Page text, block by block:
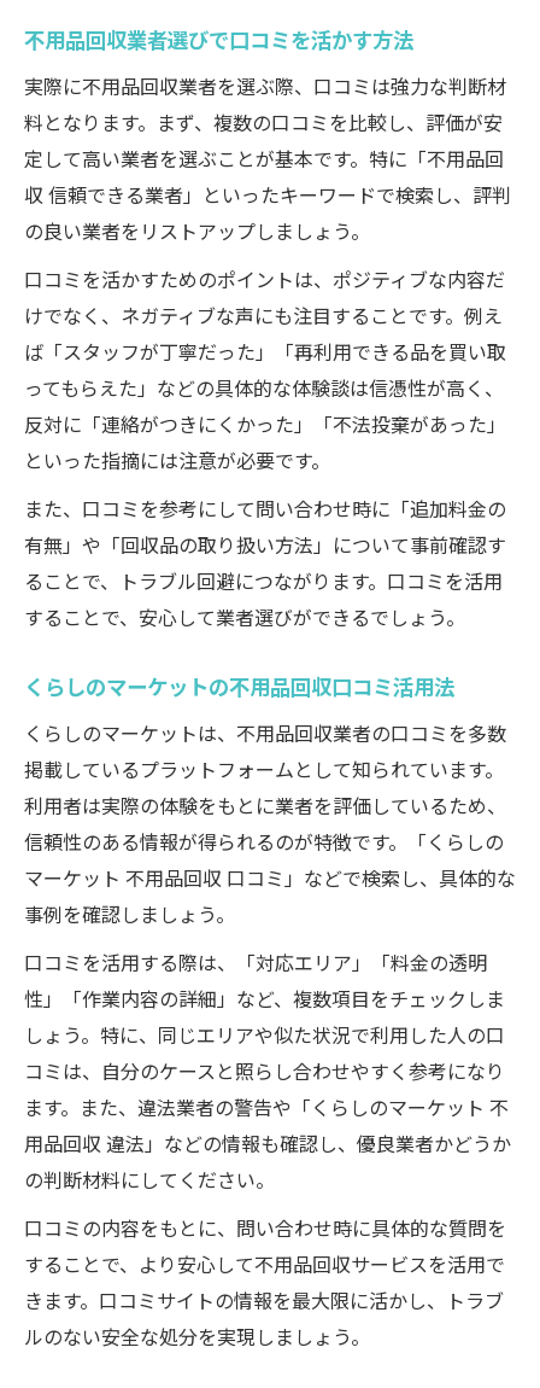
不用品回収業者選びで口コミを活かす方法
実際に不用品回収業者を選ぶ際、口コミは強力な判断材
料となります。まず、複数の口コミを比較し、評価が安
定して高い業者を選ぶことが基本です。特に「不用品回
収 信頼できる業者」といったキーワードで検索し、評判
の良い業者をリストアップしましょう。
口コミを活かすためのポイントは、ポジティブな内容だ
けでなく、ネガティブな声にも注目することです。例え
ば「スタッフが丁寧だった」「再利用できる品を買い取
ってもらえた」などの具体的な体験談は信憑性が高く、
反対に「連絡がつきにくかった」「不法投棄があった」
といった指摘には注意が必要です。
また、口コミを参考にして問い合わせ時に「追加料金の
有無」や「回収品の取り扱い方法」について事前確認す
ることで、トラブル回避につながります。口コミを活用
することで、安心して業者選びができるでしょう。
くらしのマーケットの不用品回収口コミ活用法
くらしのマーケットは、不用品回収業者の口コミを多数
掲載しているプラットフォームとして知られています。
利用者は実際の体験をもとに業者を評価しているため、
信頼性のある情報が得られるのが特徴です。「くらしの
マーケット 不用品回収 口コミ」などで検索し、具体的な
事例を確認しましょう。
口コミを活用する際は、「対応エリア」「料金の透明
性」「作業内容の詳細」など、複数項目をチェックしま
しょう。特に、同じエリアや似た状況で利用した人の口
コミは、自分のケースと照らし合わせやすく参考になり
ます。また、違法業者の警告や「くらしのマーケット 不
用品回収 違法」などの情報も確認し、優良業者かどうか
の判断材料にしてください。
口コミの内容をもとに、問い合わせ時に具体的な質問を
することで、より安心して不用品回収サービスを活用で
きます。口コミサイトの情報を最大限に活かし、トラブ
ルのない安全な処分を実現しましょう。